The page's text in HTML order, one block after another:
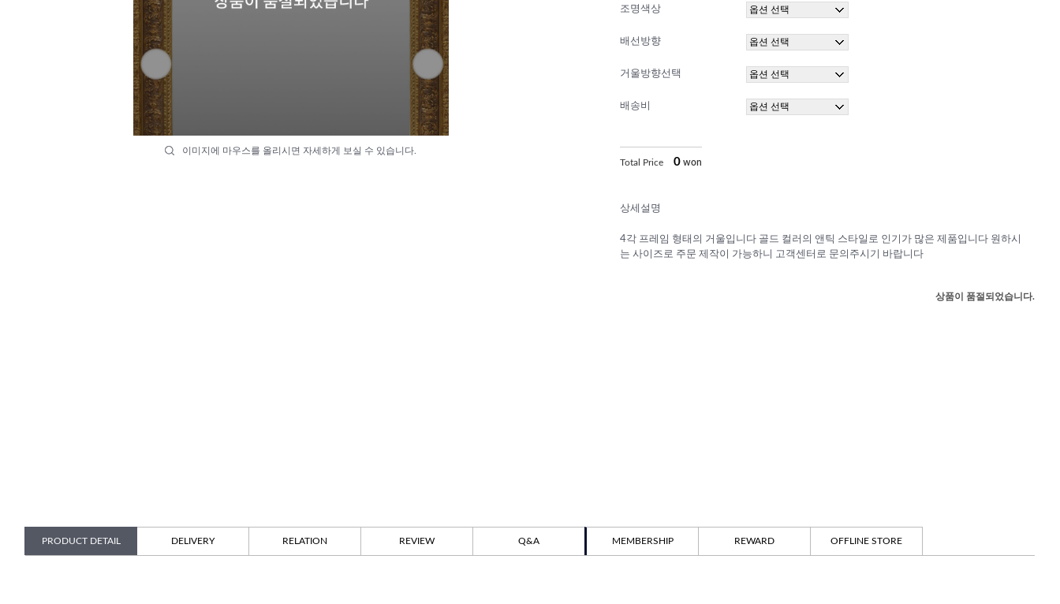
이미지에 마우스를 올리시면 자세하게 보실 수 있습니다.
조명색상
배선방향
거울방향선택
배송비
Total Price 0 won
상세설명
4각 프레임 형태의 거울입니다 골드 컬러의 앤틱 스타일로 인기가 많은 제품입니다 원하시
는 사이즈로 주문 제작이 가능하니 고객센터로 문의주시기 바랍니다
상품이 품절되었습니다.
PRODUCT DETAIL DELIVERY RELATION REVIEW Q&A MEMBERSHIP REWARD OFFLINE STORE